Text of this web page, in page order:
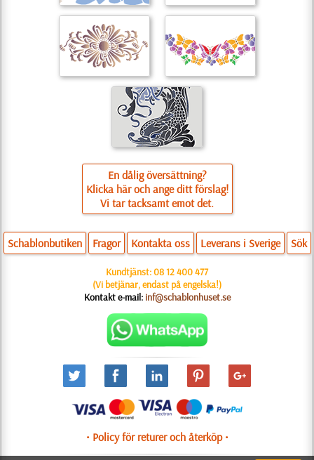
En dålig översättning?
Klicka här och ange ditt förslag!
Vi tar tacksamt emot det.
Schablonbutiken Fragor Kontakta oss Leverans i Sverige Sök
Kundtjänst:08 12 400 477
(Vi betjänar, endast på engelska!)
Kontakt e-mail: inf@schablonhuset.se
• Policy för returer och återköp •